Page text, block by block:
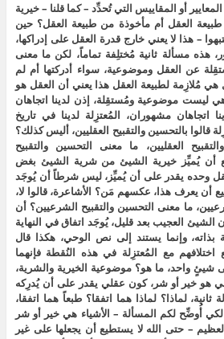
أو المقاييس التي تُحدِّد – كما قلنا – خيرية
العقل أم مأخوذة من طبيعة العقل؟ حين
– هذا لا يعني خارج قدرة العقل على إدراكها،
هذه مسألة ثانية مُختلِفة تماماً، لكن ما معنى
عن العقل وموضوعية، سواء أدركتها أم لم
مُلازِمة لطبيعة العقل هذا يعني أن العقل هو
هي ليست موضوعية ومُستقِلة، إذن لدينا اتجاهان
اتجاهان مشهوران، المُعتزِلة لدينا في تاريخ
قالوا بالتحسين والتقبيح العقليين، أليس كذلك؟
العقليين، ما معنى التحسين والتقبيح
أن يُميِّز خيرية الشيئ من شرية الشيئ بغض
وحده يقدر على أن يُميِّز، ليس شرطاً أن يُوجَد
أن يعرف هذا، عكسهم مَن؟ الأشاعرة، قالوا لا،
ما معنى التحسين والتقبيح الشرعيين؟ أن
العجيب بعد قليل، يُوجَد اتفاق في النهاية
بذاته، وإنما يستند إلى نص الوحي، هكذا قال
اختلافهم مع المُعتزِلة في هذه النُقطة فإنهما
شيئٍ واحد، ما هو؟ موضوعية الخيرية والشرية،
هو خير أو شر، كون عقلي يقدر على أن يُدرِكه
لماذا؟ لماذا هما اتفقا؟ طبعاً هما اتفقا،
أُوضِّح لكم المسألة – الأشياء هي خير أو شر
العظيم – حتى الله لا يستطيع أن يجعلها على غير